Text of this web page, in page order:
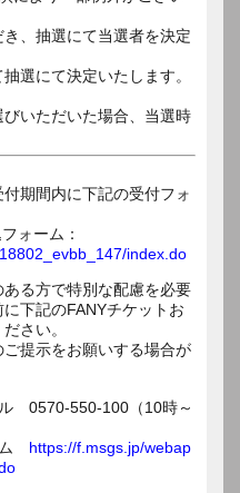
、抽選にて当選者を決定
選にて決定いたします。
びいただいた場合、当選時
期間内に下記の受付フォ
ォーム：
index.do
る方で特別な配慮を必要
下記のFANYチケットお
さい。
提示をお願いする場合が
0570-550-100（10時～
ム https://f.msgs.jp/webap